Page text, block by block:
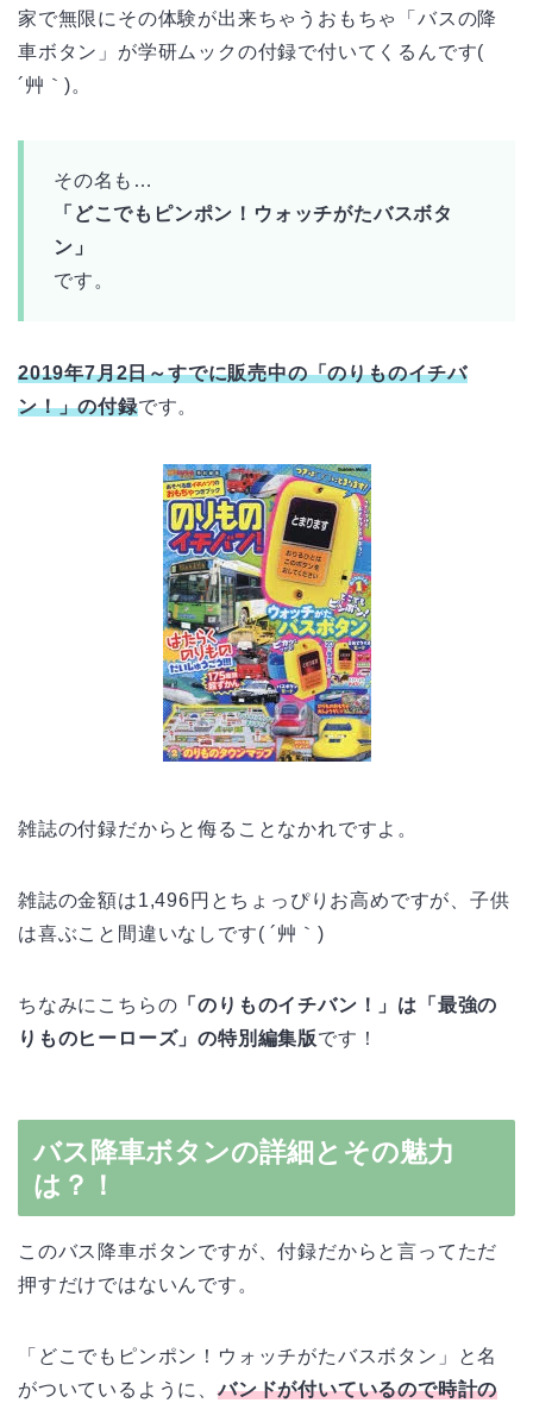
家で無限にその体験が出来ちゃうおもちゃ「バスの降
車ボタン」が学研ムックの付録で付いてくるんです(
´艸｀)。
その名も…
「どこでもピンポン！ウォッチがたバスボタ
ン」
です。
2019年7月2日～すでに販売中の「のりものイチバ
ン！」の付録です。
雑誌の付録だからと侮ることなかれですよ。
雑誌の金額は1,496円とちょっぴりお高めですが、子供
は喜ぶこと間違いなしです( ´艸｀)
ちなみにこちらの 「のりものイチバン！」は「最強の
りものヒーローズ」の特別編集版です！
バス降車ボタンの詳細とその魅力
は？！
このバス降車ボタンですが、付録だからと言ってただ
押すだけではないんです。
「どこでもピンポン！ウォッチがたバスボタン」と名
がついているように、バンドが付いているので時計の